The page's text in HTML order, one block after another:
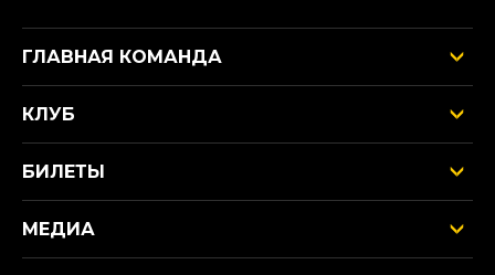
ГЛАВНАЯ КОМАНДА
КЛУБ
БИЛЕТЫ
МЕДИА